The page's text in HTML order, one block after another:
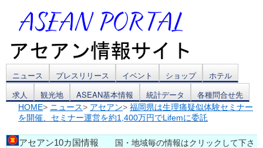
コ
ン
テ
ン
ニュース プレスリリース イベント ショップ
ホテル
求人
観光地 ASEAN基本情報 統計データ 各種問合せ先
HOME> ニュース> アセアン> 福岡県は生理痛疑似体験セミナー
を開催、セミナー運営を約1,400万円でLifemに委託
アセアン10カ国情報 国・地域毎の情報はクリックして下さ